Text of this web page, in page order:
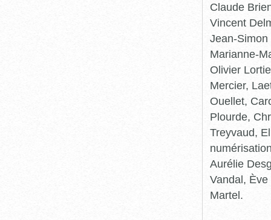
Claude
Vincent
Jean-
Marianne-
Olivier
Mercier,
Ouellet,
Plourde,
Treyvaud,
Aurélie
Vandal,
Martel.